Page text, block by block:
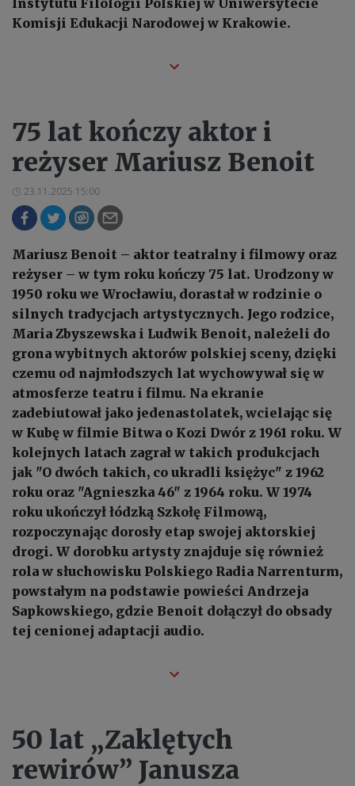
Komisji Edukacji Narodowej w Krakowie.
75 lat kończy aktor i
reżyser Mariusz Benoit
23.11.2025 15:00
Mariusz Benoit – aktor teatralny i filmowy oraz
reżyser – w tym roku kończy 75 lat. Urodzony w
1950 roku we Wrocławiu, dorastał w rodzinie o
silnych tradycjach artystycznych. Jego rodzice,
Maria Zbyszewska i Ludwik Benoit, należeli do
grona wybitnych aktorów polskiej sceny, dzięki
czemu od najmłodszych lat wychowywał się w
atmosferze teatru i filmu. Na ekranie
zadebiutował jako jedenastolatek, wcielając się
w Kubę w filmie Bitwa o Kozi Dwór z 1961 roku. W
kolejnych latach zagrał w takich produkcjach
jak "O dwóch takich, co ukradli księżyc" z 1962
roku oraz "Agnieszka 46" z 1964 roku. W 1974
roku ukończył łódzką Szkołę Filmową,
rozpoczynając dorosły etap swojej aktorskiej
drogi. W dorobku artysty znajduje się również
rola w słuchowisku Polskiego Radia Narrenturm,
powstałym na podstawie powieści Andrzeja
Sapkowskiego, gdzie Benoit dołączył do obsady
tej cenionej adaptacji audio.
50 lat „Zaklętych
rewirów” Janusza